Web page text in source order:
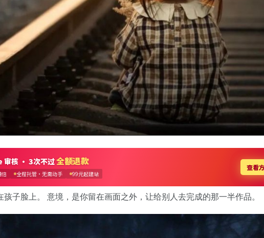
子脸上。 意境，是你留在画面之外，让给别人去完成的那一半作品。